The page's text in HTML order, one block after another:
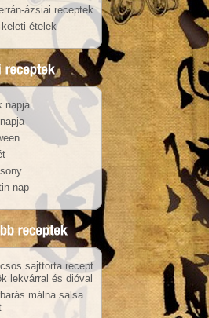
ázsiai receptek
ételek
napja
nap
sajttorta recept
lekvárral és dióval
málna salsa